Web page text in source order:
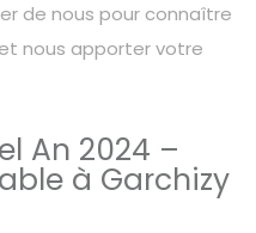
de nous pour connaître
nous apporter votre
An 2024 –
à Garchizy